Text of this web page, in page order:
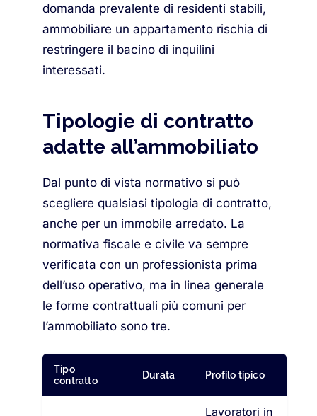
domanda prevalente di residenti stabili,
ammobiliare un appartamento rischia di
restringere il bacino di inquilini
interessati.
Tipologie di contratto
adatte all’ammobiliato
Dal punto di vista normativo si può
scegliere qualsiasi tipologia di contratto,
anche per un immobile arredato. La
normativa fiscale e civile va sempre
verificata con un professionista prima
dell’uso operativo, ma in linea generale
le forme contrattuali più comuni per
l’ammobiliato sono tre.
Tipo
contratto
Durata Profilo tipico
Lavoratori in